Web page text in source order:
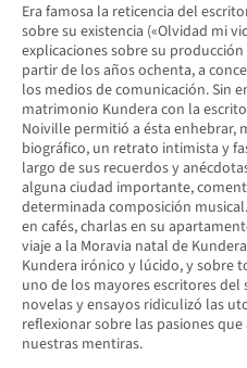
Era famosa la reticencia del
sobre su existencia («Olvidad mi
explicaciones sobre su
partir de los años ochenta, a
los medios de comunicación. Sin
matrimonio Kundera con la
Noiville permitió a ésta enhebrar,
biográfico, un retrato intimista y
largo de sus recuerdos y
alguna ciudad importante,
determinada composición
en cafés, charlas en su
viaje a la Moravia natal de
Kundera irónico y lúcido, y sobre
uno de los mayores escritores
novelas y ensayos ridiculizó las
reflexionar sobre las pasiones
nuestras mentiras.